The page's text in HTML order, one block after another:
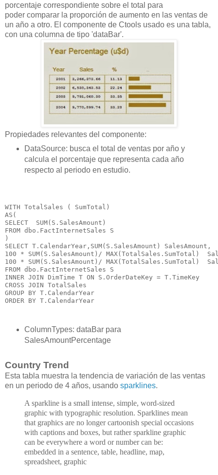
porcentaje correspondiente sobre el total para
poder comparar la proporción de aumento en las ventas de
un año a otro. El componente de Ctools usado es una tabla,
con una columna de tipo 'dataBar'.
Propiedades relevantes del componente:
DataSource: busca el total de ventas por año y
calcula el porcentaje que representa cada año
respecto al periodo en estudio.
WITH TotalSales ( SumTotal)
AS(
SELECT  SUM(S.SalesAmount)
FROM dbo.FactInternetSales S
)
SELECT T.CalendarYear,SUM(S.SalesAmount) SalesAmount,
100 * SUM(S.SalesAmount)/ MAX(TotalSales.SumTotal)
100 * SUM(S.SalesAmount)/ MAX(TotalSales.SumTotal)
FROM dbo.FactInternetSales S
INNER JOIN DimTime T ON S.OrderDateKey = T.TimeKey
CROSS JOIN TotalSales
GROUP BY T.CalendarYear
ColumnTypes: dataBar para
SalesAmountPercentage
Country Trend
Esta tabla muestra la tendencia de variación de las ventas
en un periodo de 4 años, usando sparklines.
A sparkline is a small intense, simple, word-sized
graphic with typographic resolution. Sparklines mean
that graphics are no longer cartoonish special occasions
with captions and boxes, but rather sparkline graphic
can be everywhere a word or number can be:
embedded in a sentence, table, headline, map,
spreadsheet, graphic